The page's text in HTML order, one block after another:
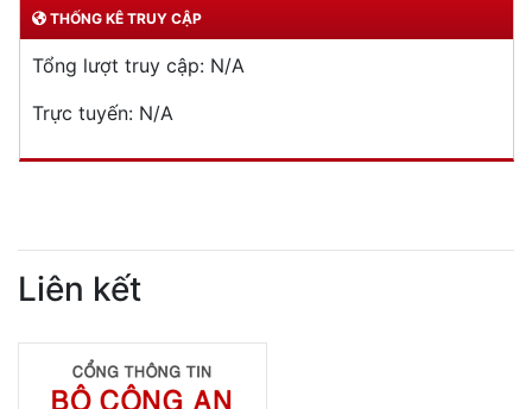
THỐNG KÊ TRUY CẬP
Tổng lượt truy cập: N/A
Trực tuyến: N/A
Liên kết